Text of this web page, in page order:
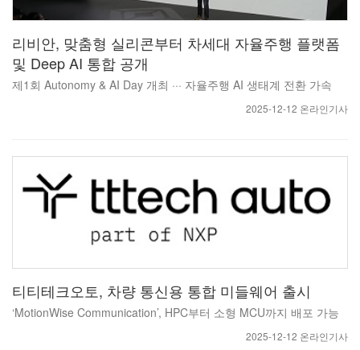
리비안, 맞춤형 실리콘부터 차세대 자율주행 플랫폼
및 Deep AI 통합 공개
제1회 Autonomy & AI Day 개최 ··· 자율주행 AI 생태계 전환 가속
2025-12-12 온라인기사
티티테크오토, 차량 통신용 통합 미들웨어 출시
‘MotionWise Communication’, HPC부터 소형 MCU까지 배포 가능
2025-12-12 온라인기사